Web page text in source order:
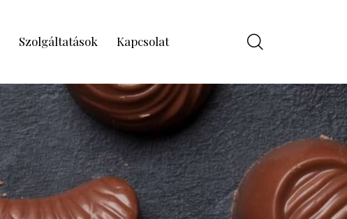
Szolgáltatások Kapcsolat